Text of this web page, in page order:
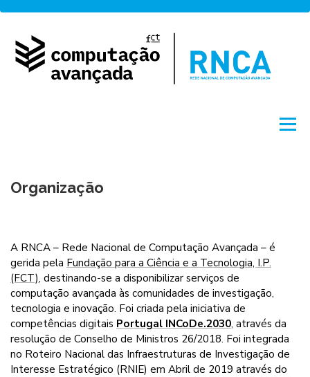
conteúdo
Menu
Organização
A RNCA – Rede Nacional de Computação Avançada – é
gerida pela Fundação para a Ciência e a Tecnologia, I.P.
(FCT), destinando-se a disponibilizar serviços de
computação avançada às comunidades de investigação,
tecnologia e inovação. Foi criada pela iniciativa de
competências digitais Portugal INCoDe.2030, através da
resolução de Conselho de Ministros 26/2018. Foi integrada
no Roteiro Nacional das Infraestruturas de Investigação de
Interesse Estratégico (RNIE) em Abril de 2019 através do